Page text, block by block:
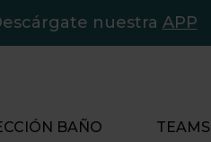
nuestra APP
BAÑO TEAMS